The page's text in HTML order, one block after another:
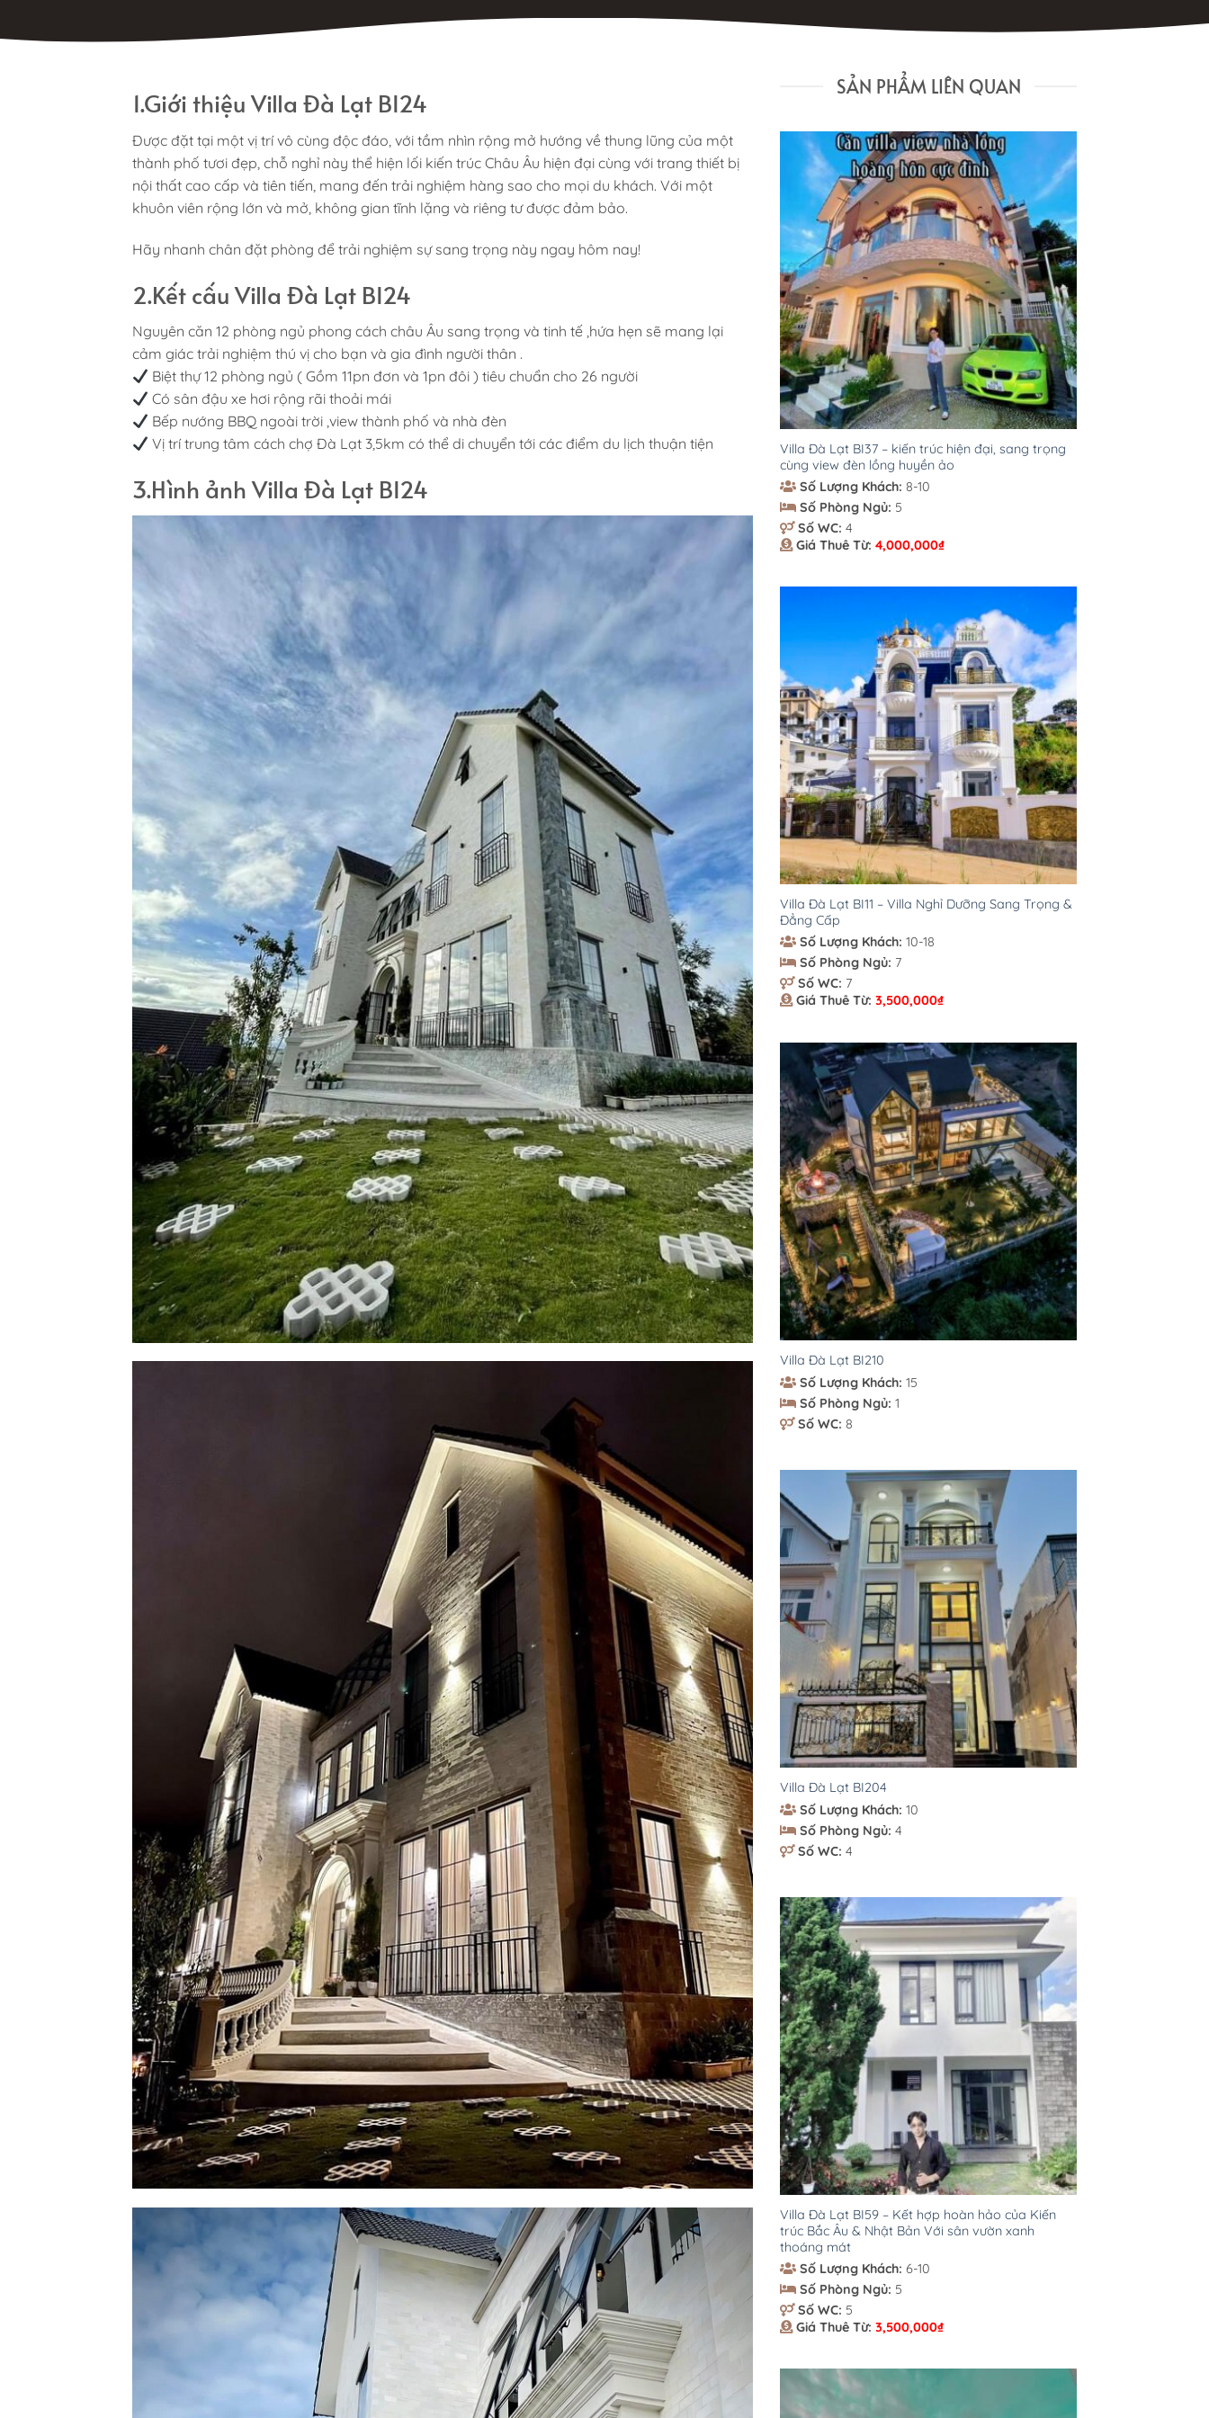
1.Giới thiệu Villa Đà Lạt BI24
Được đặt tại một vị trí vô cùng độc đáo, với tầm nhìn rộng mở hướng về thung lũng của một
thành phố tươi đẹp, chỗ nghỉ này thể hiện lối kiến trúc Châu Âu hiện đại cùng với trang thiết bị
nội thất cao cấp và tiên tiến, mang đến trải nghiệm hàng sao cho mọi du khách. Với một
khuôn viên rộng lớn và mở, không gian tĩnh lặng và riêng tư được đảm bảo.
Hãy nhanh chân đặt phòng để trải nghiệm sự sang trọng này ngay hôm nay!
2.Kết cấu Villa Đà Lạt BI24
Nguyên căn 12 phòng ngủ phong cách châu Âu sang trọng và tinh tế ,hứa hẹn sẽ mang lại
cảm giác trải nghiệm thú vị cho bạn và gia đình người thân .
Biệt thự 12 phòng ngủ ( Gồm 11pn đơn và 1pn đôi ) tiêu chuẩn cho 26 người
Có sân đậu xe hơi rộng rãi thoải mái
Bếp nướng BBQ ngoài trời ,view thành phố và nhà đèn
Vị trí trung tâm cách chợ Đà Lạt 3,5km có thể di chuyển tới các điểm du lịch thuận tiện
3.Hình ảnh Villa Đà Lạt BI24
SẢN PHẨM LIÊN QUAN
Villa Đà Lạt BI37 – kiến trúc hiện đại, sang trọng
cùng view đèn lồng huyền ảo
Số Lượng Khách: 8-10
Số Phòng Ngủ: 5
Số WC: 4
Giá Thuê Từ: 4,000,000₫
Villa Đà Lạt BI11 – Villa Nghỉ Dưỡng Sang Trọng &
Đẳng Cấp
Số Lượng Khách: 10-18
Số Phòng Ngủ: 7
Số WC: 7
Giá Thuê Từ: 3,500,000₫
Villa Đà Lạt BI210
Số Lượng Khách: 15
Số Phòng Ngủ: 1
Số WC: 8
Villa Đà Lạt BI204
Số Lượng Khách: 10
Số Phòng Ngủ: 4
Số WC: 4
Villa Đà Lạt BI59 – Kết hợp hoàn hảo của Kiến
trúc Bắc Âu & Nhật Bản Với sân vườn xanh
thoáng mát
Số Lượng Khách: 6-10
Số Phòng Ngủ: 5
Số WC: 5
Giá Thuê Từ: 3,500,000₫